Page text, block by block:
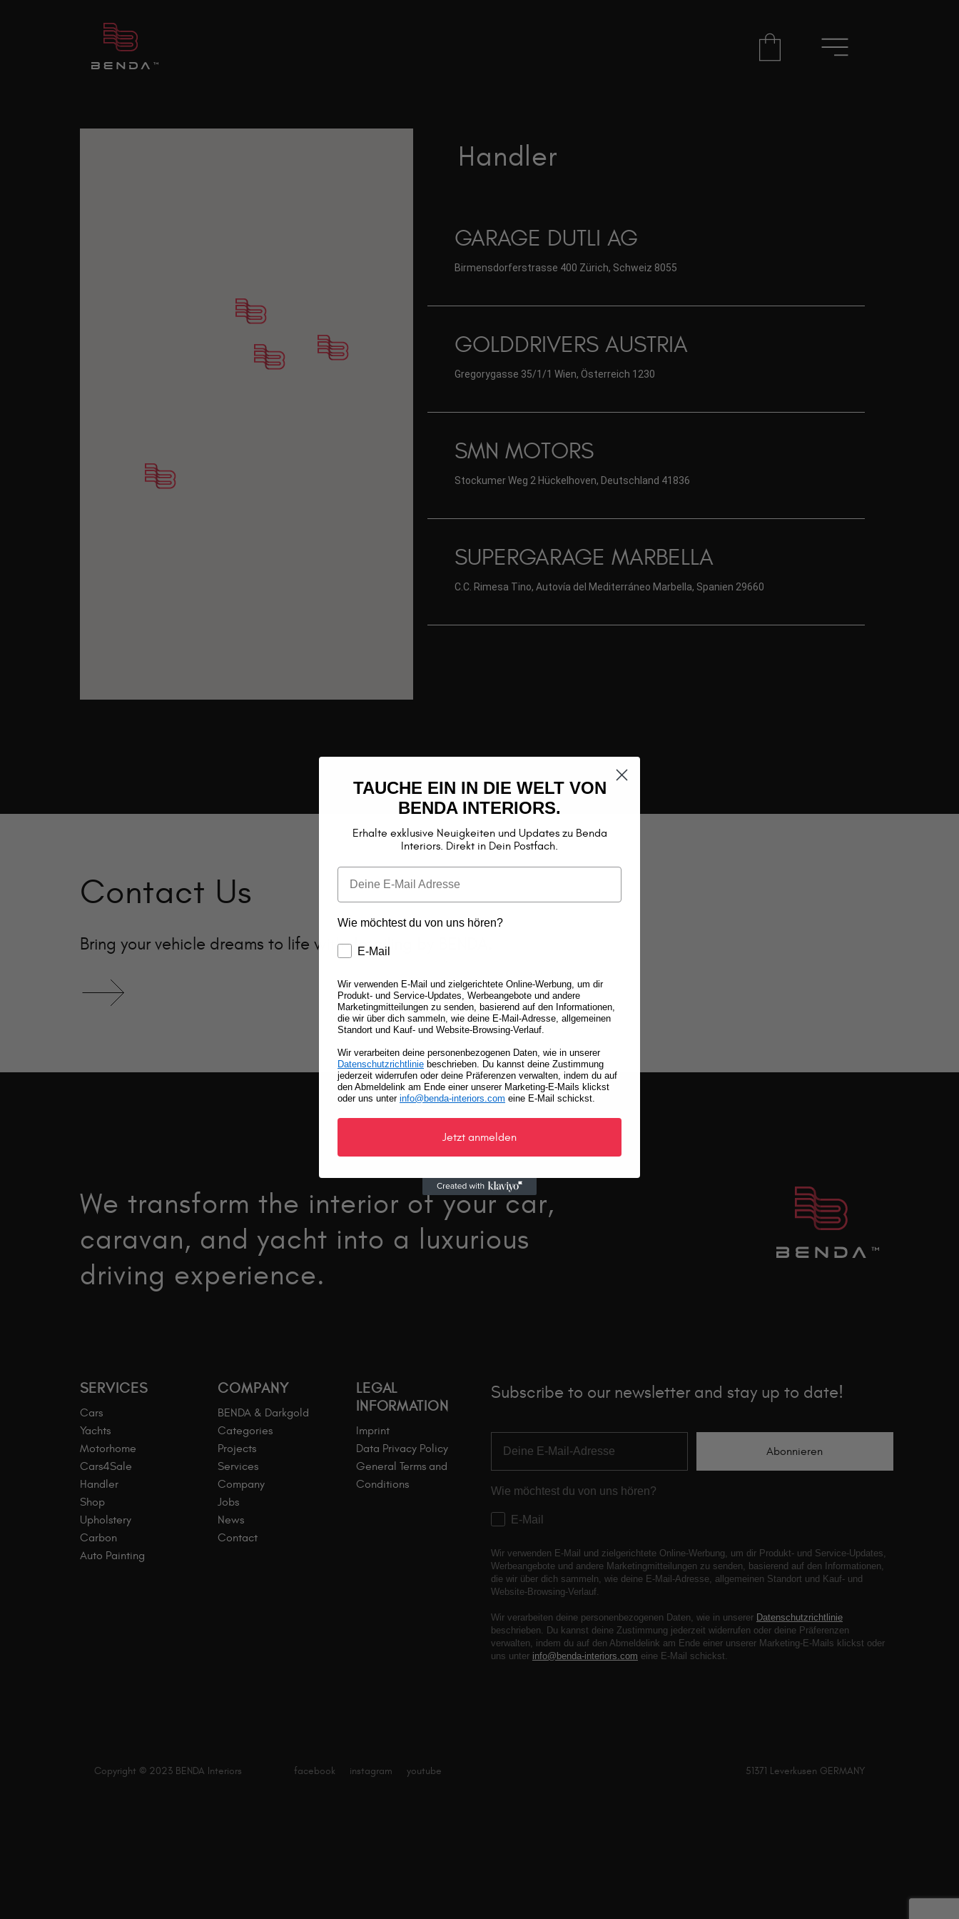
Handler
GARAGE DUTLI AG
Birmensdorferstrasse 400 Zürich, Schweiz 8055
GOLDDRIVERS AUSTRIA
Gregorygasse 35/1/1 Wien, Österreich 1230
SMN MOTORS
Stockumer Weg 2 Hückelhoven, Deutschland 41836
SUPERGARAGE MARBELLA
C.C. Rimesa Tino, Autovía del Mediterráneo Marbella, Spanien 29660
Contact Us
Bring your vehicle dreams to life with detailing by BENDA.
We transform the interior of your car,
caravan, and yacht into a luxurious
driving experience.
SERVICES
Cars
Yachts
Motorhome
Cars4Sale
Handler
Shop
Upholstery
Carbon
Auto Painting
COMPANY
BENDA & Darkgold
Categories
Projects
Services
Company
Jobs
News
Contact
LEGAL
INFORMATION
Imprint
Data Privacy Policy
General Terms and
Conditions
Subscribe to our newsletter and stay up to date!
Abonnieren
Wie möchtest du von uns hören?
E-Mail
Wir verwenden E-Mail und zielgerichtete Online-Werbung, um dir Produkt- und Service-Updates,
Werbeangebote und andere Marketingmitteilungen zu senden, basierend auf den Informationen,
die wir über dich sammeln, wie deine E-Mail-Adresse, allgemeinen Standort und Kauf- und
Website-Browsing-Verlauf.
Wir verarbeiten deine personenbezogenen Daten, wie in unserer Datenschutzrichtlinie
beschrieben. Du kannst deine Zustimmung jederzeit widerrufen oder deine Präferenzen
verwalten, indem du auf den Abmeldelink am Ende einer unserer Marketing-E-Mails klickst oder
uns unter info@benda-interiors.com eine E-Mail schickst.
facebook instagram youtube 51371 Leverkusen GERMANY
Copyright © 2023 BENDA Interiors
TAUCHE EIN IN DIE WELT VON
BENDA INTERIORS.
Erhalte exklusive Neuigkeiten und Updates zu Benda
Interiors. Direkt in Dein Postfach.
Wie möchtest du von uns hören?
E-Mail
Wir verwenden E-Mail und zielgerichtete Online-Werbung, um dir
Produkt- und Service-Updates, Werbeangebote und andere
Marketingmitteilungen zu senden, basierend auf den Informationen,
die wir über dich sammeln, wie deine E-Mail-Adresse, allgemeinen
Standort und Kauf- und Website-Browsing-Verlauf.
Wir verarbeiten deine personenbezogenen Daten, wie in unserer
Datenschutzrichtlinie beschrieben. Du kannst deine Zustimmung
jederzeit widerrufen oder deine Präferenzen verwalten, indem du auf
den Abmeldelink am Ende einer unserer Marketing-E-Mails klickst
oder uns unter info@benda-interiors.com eine E-Mail schickst.
Jetzt anmelden